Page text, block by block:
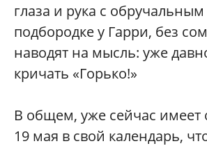
глаза и рука с
подбородке у Гарри, без
наводят на мысль: уже
кричать «Горько!»
В общем, уже сейчас имеет
19 мая в свой календарь,